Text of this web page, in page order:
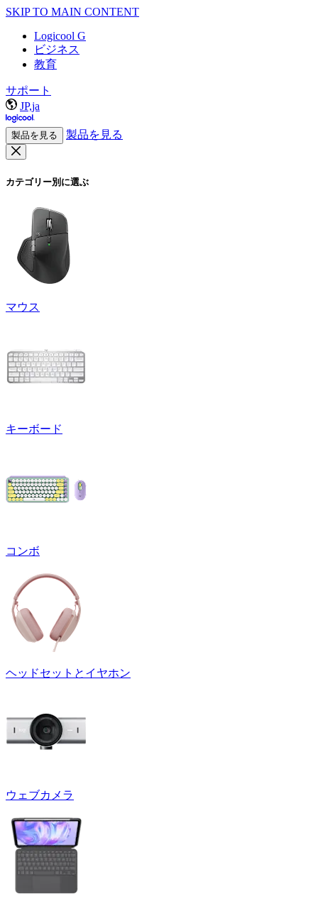
SKIP TO MAIN CONTENT
Logicool G
ビジネス
教育
サポート
JP,ja
製品を見る 製品を見る
カテゴリー別に選ぶ
マウス
キーボード
コンボ
ヘッドセットとイヤホン
ウェブカメラ